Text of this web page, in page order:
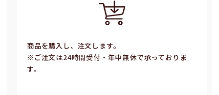
商品を購入し、注文します。
※ご注⽂は24時間受付・年中無休で承っておりま
す。